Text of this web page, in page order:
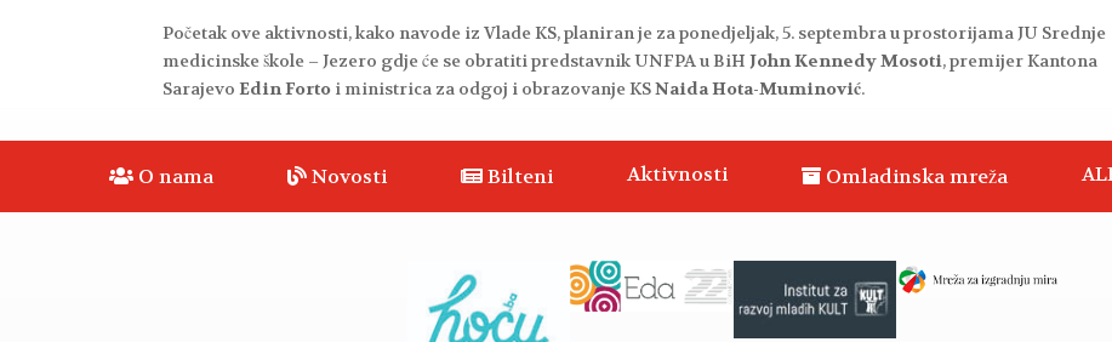
Početak ove aktivnosti, kako navode iz Vlade KS, planiran je za ponedjeljak, 5. septembra u prostorijama JU Srednje
medicinske škole – Jezero gdje će se obratiti predstavnik UNFPA u BiHJohn Kennedy Mosoti, premijer Kantona
SarajevoEdin Forto i ministrica za odgoj i obrazovanje KSNaida Hota-Muminović.
O nama Novosti Bilteni Aktivnosti Omladinska mreža